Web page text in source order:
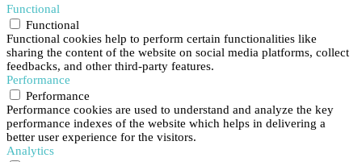
Functional
Functional
Functional cookies help to perform certain functionalities like
sharing the content of the website on social media platforms, collect
feedbacks, and other third-party features.
Performance
Performance
Performance cookies are used to understand and analyze the key
performance indexes of the website which helps in delivering a
better user experience for the visitors.
Analytics